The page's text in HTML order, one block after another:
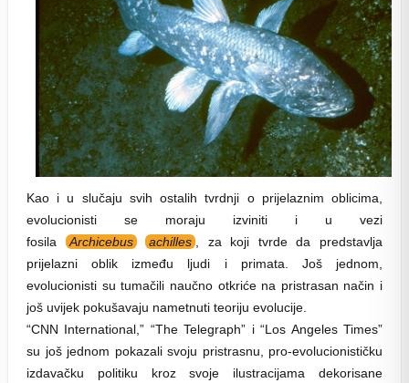
Kao i u slučaju svih ostalih tvrdnji o prijelaznim oblicima,
evolucionisti se moraju izviniti i u vezi
fosila
Archicebus achilles
, za koji tvrde da predstavlja
prijelazni oblik između ljudi i primata. Još jednom,
evolucionisti su tumačili naučno otkriće na pristrasan način i
još uvijek pokušavaju nametnuti teoriju evolucije.
“CNN International,” “The Telegraph” i “Los Angeles Times”
su još jednom pokazali svoju pristrasnu, pro-evolucionističku
izdavačku politiku kroz svoje ilustracijama dekorisane